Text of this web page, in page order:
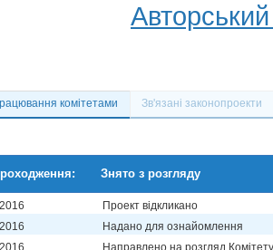
комітетами Зв'язані законопроекти
Знято з розгляду
Проект відкликано
Надано для ознайомлення
Направлено на розгляд Комітету